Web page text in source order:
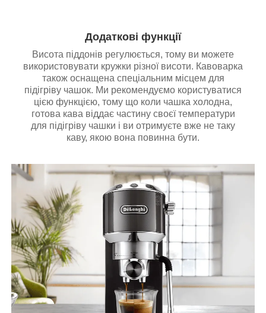
Додаткові функції
Висота піддонів регулюється, тому ви можете
використовувати кружки різної висоти. Кавоварка
також оснащена спеціальним місцем для
підігріву чашок. Ми рекомендуємо користуватися
цією функцією, тому що коли чашка холодна,
готова кава віддає частину своєї температури
для підігріву чашки і ви отримуєте вже не таку
каву, якою вона повинна бути.